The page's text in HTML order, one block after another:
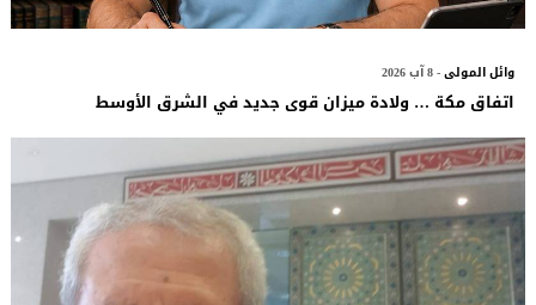
وائل المولى- 8 آب 2026
اتفاق مكة … ولادة ميزان قوى جديد في الشرق الأوسط